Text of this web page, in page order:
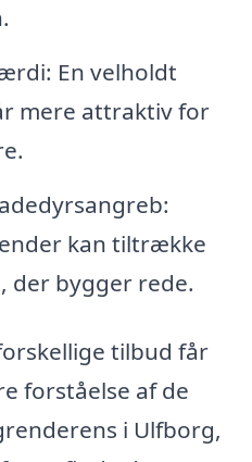
En velholdt
mere attraktiv for
kan tiltrække
der bygger rede.
tilbud får
forståelse af de
i Ulfborg,